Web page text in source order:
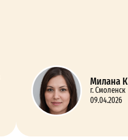
Милана К
г. Смоленск
09.04.2026